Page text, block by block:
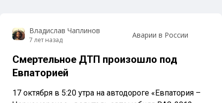
Владислав Чаплинов
7 лет назад Аварии в России
Смертельное ДТП произошло под
Евпаторией
17 октября в 5:20 утра на автодороге «Евпатория –